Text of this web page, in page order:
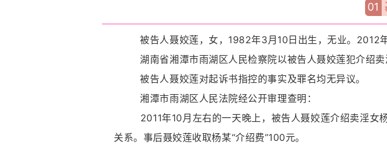
01
被告人聂姣莲，女，1982年3月10日出生，无业。2012年
湖南省湘潭市雨湖区人民检察院以被告人聂姣莲犯介绍卖
被告人聂姣莲对起诉书指控的事实及罪名均无异议。
湘潭市雨湖区人民法院经公开审理查明：
2011年10月左右的一天晚上，被告人聂姣莲介绍卖淫女杨
关系。事后聂姣莲收取杨某“介绍费”100元。